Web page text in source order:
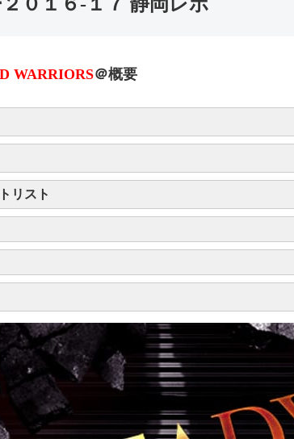
０１６‐１７ 静岡レポ
WARRIORS＠概要
WARRIORS
WARRIORS
象スクラッチカード抽選会開催決定！
リスト
tMoqyEw1WA
April 6, 2017